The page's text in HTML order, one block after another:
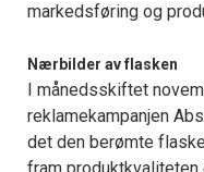
markedsføring og
Nærbilder av flasken
I månedsskiftet
reklamekampanjen
det den berømte